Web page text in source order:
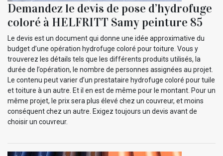
Demandez le devis de pose d’hydrofuge
coloré à HELFRITT Samy peinture 85
Le devis est un document qui donne une idée approximative du
budget d’une opération hydrofuge coloré pour toiture. Vous y
trouverez les détails tels que les différents produits utilisés, la
durée de l’opération, le nombre de personnes assignées au projet.
Le contenu peut varier d’un prestataire hydrofuge coloré pour tuile
et toiture à un autre. Et il en est de même pour le montant. Pour un
même projet, le prix sera plus élevé chez un couvreur, et moins
conséquent chez un autre. Exigez toujours un devis avant de
choisir un couvreur.